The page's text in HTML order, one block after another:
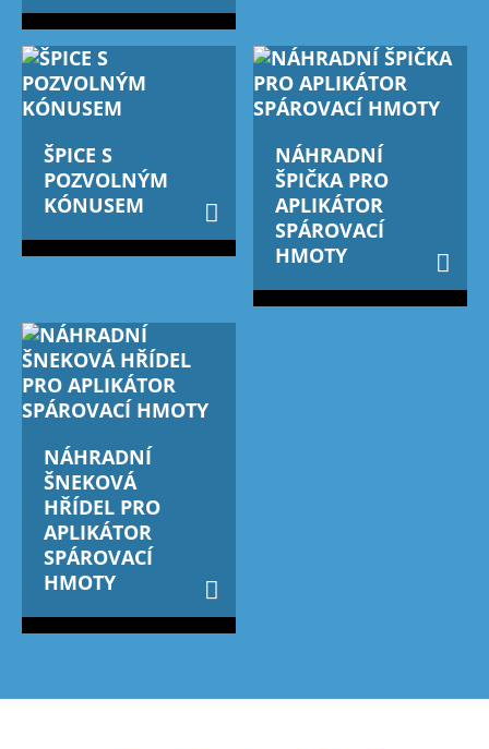
ŠPICE S
POZVOLNÝM
KÓNUSEM
NÁHRADNÍ
ŠPIČKA PRO
APLIKÁTOR
SPÁROVACÍ
HMOTY
NÁHRADNÍ
ŠNEKOVÁ
HŘÍDEL PRO
APLIKÁTOR
SPÁROVACÍ
HMOTY